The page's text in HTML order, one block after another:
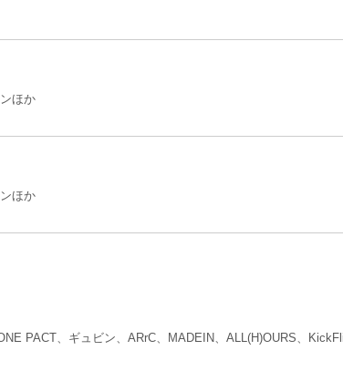
ほか
ほか
PACT、ギュビン、ARrC、MADEIN、ALL(H)OURS、